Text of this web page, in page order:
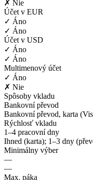
✗ Nie
Účet v EUR
✓ Áno
✓ Áno
Účet v USD
✓ Áno
✓ Áno
Multimenový účet
✓ Áno
✗ Nie
Spôsoby vkladu
Bankovní převod
Bankovní převod, karta
Rýchlosť vkladu
1–4 pracovní dny
Ihned (karta); 1–3 dny
Minimálny výber
—
—
Max. páka